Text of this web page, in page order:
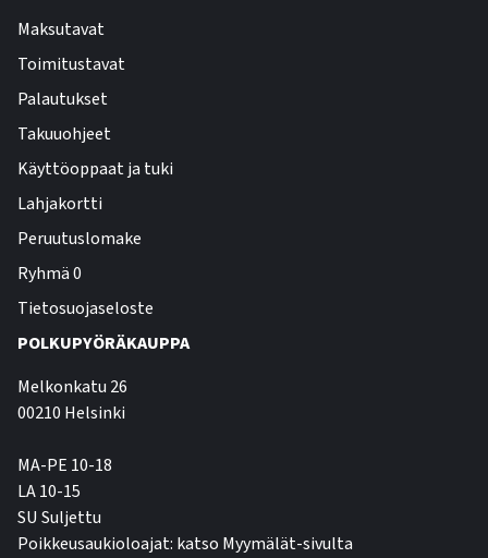
Maksutavat
Toimitustavat
Palautukset
Takuuohjeet
Käyttöoppaat ja tuki
Lahjakortti
Peruutuslomake
Ryhmä 0
Tietosuojaseloste
POLKUPYÖRÄKAUPPA
Melkonkatu 26
00210 Helsinki
MA-PE 10-18
LA 10-15
SU Suljettu
Poikkeusaukioloajat: katso Myymälät-sivulta